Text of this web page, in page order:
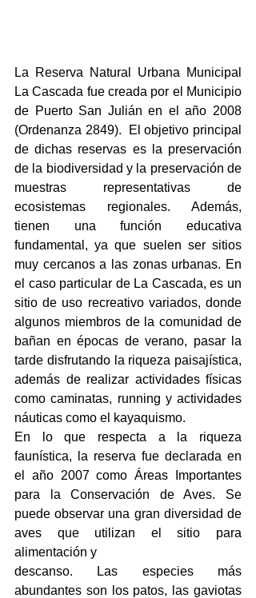
La Reserva Natural Urbana Municipal
La Cascada fue creada por el Municipio
de Puerto San Julián en el año 2008
(Ordenanza 2849).  El objetivo principal
de dichas reservas es la preservación
de la biodiversidad y la preservación de
muestras representativas de
ecosistemas regionales. Además,
tienen una función educativa
fundamental, ya que suelen ser sitios
muy cercanos a las zonas urbanas. En
el caso particular de La Cascada, es un
sitio de uso recreativo variados, donde
algunos miembros de la comunidad de
bañan en épocas de verano, pasar la
tarde disfrutando la riqueza paisajística,
además de realizar actividades físicas
como caminatas, running y actividades
náuticas como el kayaquismo.
En lo que respecta a la riqueza
faunística, la reserva fue declarada en
el año 2007 como Áreas Importantes
para la Conservación de Aves. Se
puede observar una gran diversidad de
aves que utilizan el sitio para
alimentación y
descanso. Las especies más
abundantes son los patos, las gaviotas